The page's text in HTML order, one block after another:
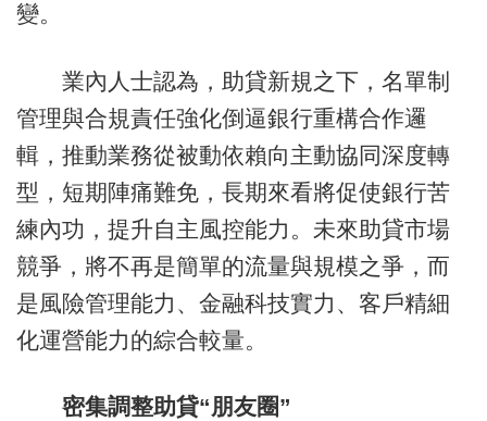
變。
業內人士認為，助貸新規之下，名單制
管理與合規責任強化倒逼銀行重構合作邏
輯，推動業務從被動依賴向主動協同深度轉
型，短期陣痛難免，長期來看將促使銀行苦
練內功，提升自主風控能力。未來助貸市場
競爭，將不再是簡單的流量與規模之爭，而
是風險管理能力、金融科技實力、客戶精細
化運營能力的綜合較量。
密集調整助貸“朋友圈”